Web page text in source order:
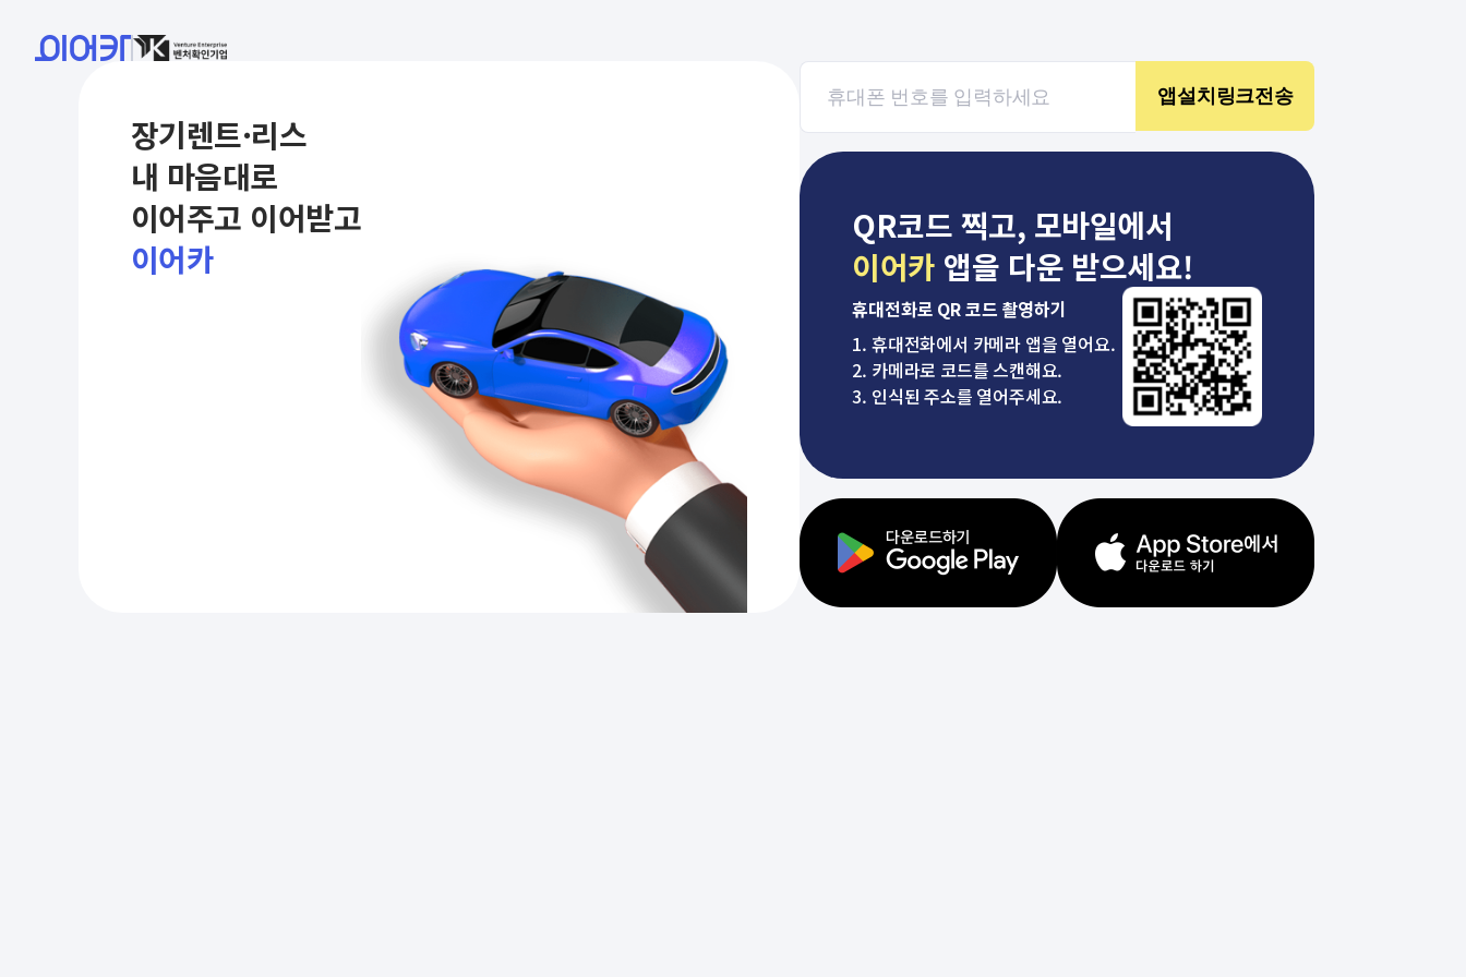
장기렌트·리스
내 마음대로
이어주고 이어받고
이어카
QR코드 찍고, 모바일에서
이어카 앱을 다운 받으세요!
휴대전화로 QR 코드 촬영하기
1. 휴대전화에서 카메라 앱을 열어요.
2. 카메라로 코드를 스캔해요.
3. 인식된 주소를 열어주세요.